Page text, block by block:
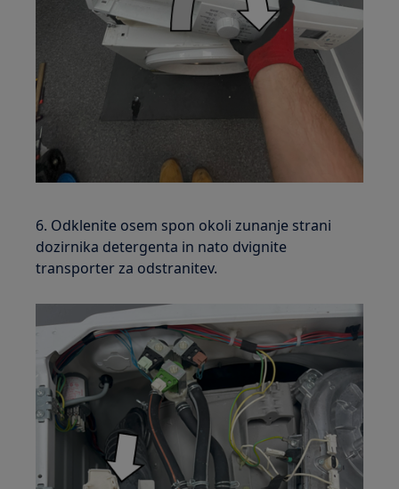
6. Odklenite osem spon okoli zunanje strani
dozirnika detergenta in nato dvignite
transporter za odstranitev.